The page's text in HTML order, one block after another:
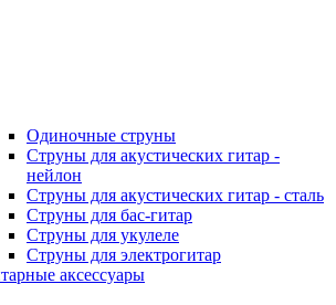
Одиночные струны
Струны для акустических гитар -
нейлон
Струны для акустических гитар - сталь
Струны для бас-гитар
Струны для укулеле
Струны для электрогитар
аксессуары